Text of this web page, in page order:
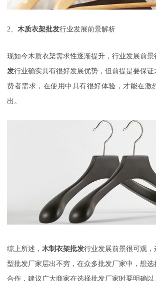
2、 木质衣架批发行业发展前景解析
现如今木质衣架需求性逐渐提升，行业发展前景
发行业确实具有很好发展优势，但前提是要保
费者需求，在使用中具有很好体验，才能在激
出。
综上所述， 木制衣架批发行业发展前景很可观
型批发厂家层出不穷，在众多批发厂家中，想选
合作，建议广大商家在选择批发厂家时要明确